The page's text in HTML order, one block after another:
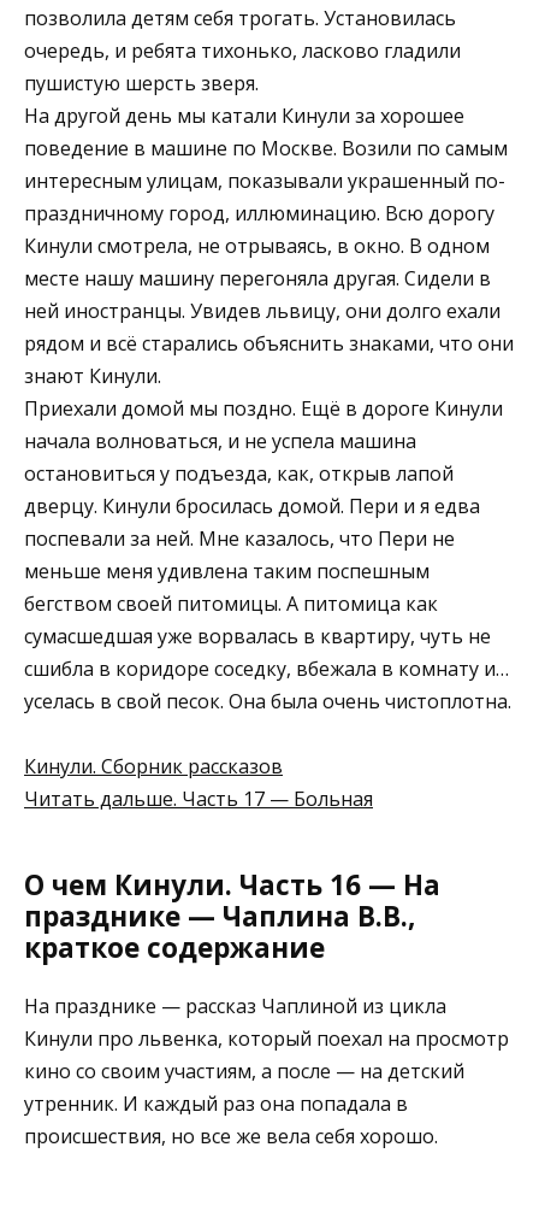
позволила детям себя трогать. Установилась
очередь, и ребята тихонько, ласково гладили
пушистую шерсть зверя.
На другой день мы катали Кинули за хорошее
поведение в машине по Москве. Возили по самым
интересным улицам, показывали украшенный по-
праздничному город, иллюминацию. Всю дорогу
Кинули смотрела, не отрываясь, в окно. В одном
месте нашу машину перегоняла другая. Сидели в
ней иностранцы. Увидев львицу, они долго ехали
рядом и всё старались объяснить знаками, что они
знают Кинули.
Приехали домой мы поздно. Ещё в дороге Кинули
начала волноваться, и не успела машина
остановиться у подъезда, как, открыв лапой
дверцу. Кинули бросилась домой. Пери и я едва
поспевали за ней. Мне казалось, что Пери не
меньше меня удивлена таким поспешным
бегством своей питомицы. А питомица как
сумасшедшая уже ворвалась в квартиру, чуть не
сшибла в коридоре соседку, вбежала в комнату и…
уселась в свой песок. Она была очень чистоплотна.
Кинули. Сборник рассказов
Читать дальше. Часть 17 — Больная
О чем Кинули. Часть 16 — На
празднике — Чаплина В.В.,
краткое содержание
На празднике — рассказ Чаплиной из цикла
Кинули про львенка, который поехал на просмотр
кино со своим участиям, а после — на детский
утренник. И каждый раз она попадала в
происшествия, но все же вела себя хорошо.